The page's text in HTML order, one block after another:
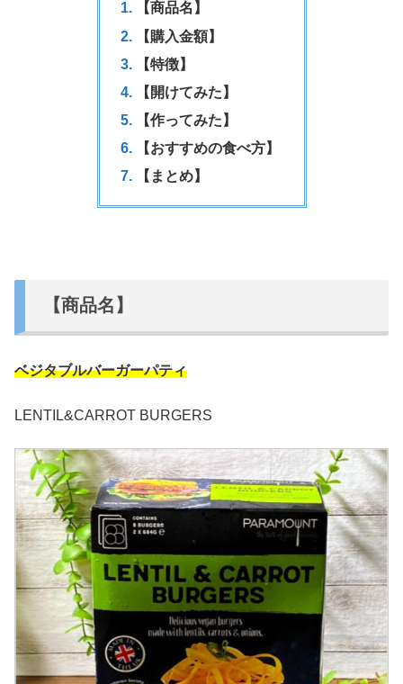
【商品名】
【購入金額】
【特徴】
【開けてみた】
【作ってみた】
【おすすめの食べ方】
【まとめ】
【商品名】
ベジタブルバーガーパティ
LENTIL&CARROT BURGERS